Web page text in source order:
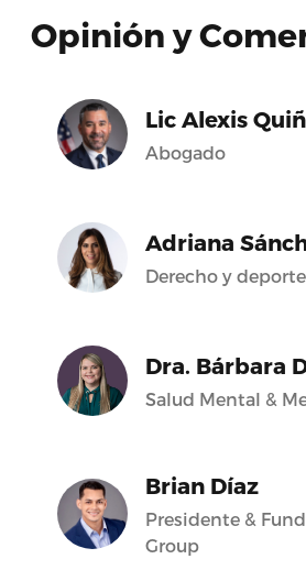
Opinión y
Lic Alexis
Abogado
Adriana
Derecho y deporte
Dra. Bárbara
Salud Mental &
Brian Díaz
Presidente &
Group